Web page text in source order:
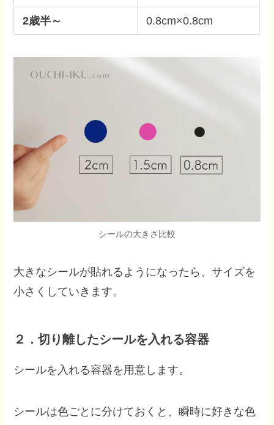
2歳半～ 0.8cm×0.8cm
シールの大きさ比較
大きなシールが貼れるようになったら、サイズを
小さくしていきます。
２．切り離したシールを入れる容器
シールを入れる容器を用意します。
シールは色ごとに分けておくと、瞬時に好きな色